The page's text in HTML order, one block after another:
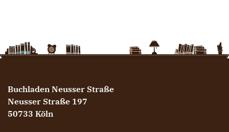
Buchladen Neusser Straße
Neusser Straße 197
50733 Köln